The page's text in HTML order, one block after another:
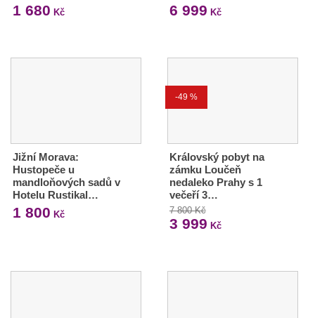
1 680 Kč 6 999 Kč
Jižní Morava:
Hustopeče u
mandloňových sadů v
Hotelu Rustikal…
1 800 Kč
-49 %
Královský pobyt na
zámku Loučeň
nedaleko Prahy s 1
večeří 3…
7 800 Kč
3 999 Kč